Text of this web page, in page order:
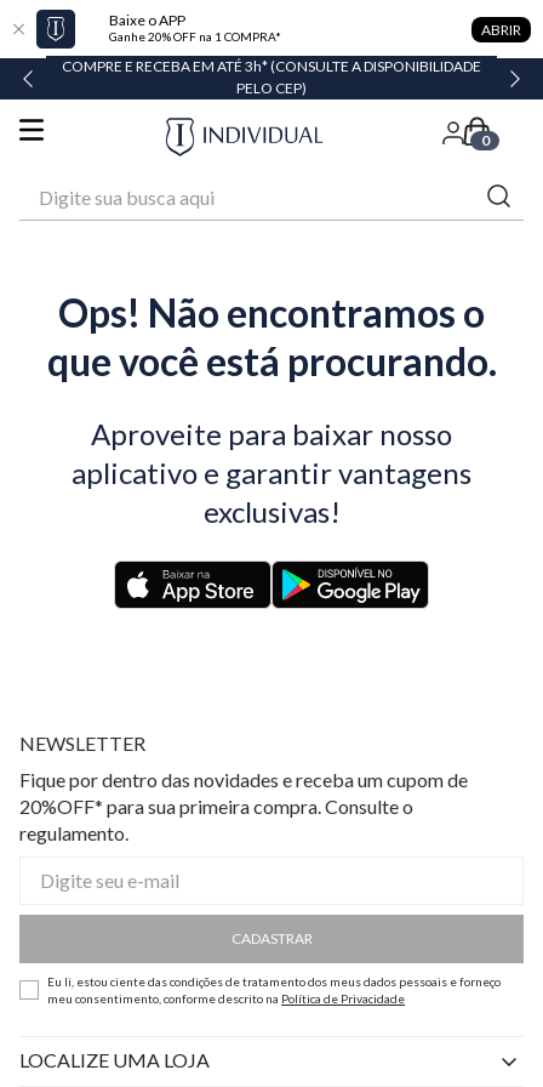
Baixe o APP
Ganhe 20% OFF na 1 COMPRA* ABRIR
COMPRE E RECEBA EM ATÉ 3h* (CONSULTE A DISPONIBILIDADE
PELO CEP)
0
Ops! Não encontramos o
que você está procurando.
Aproveite para baixar nosso
aplicativo e garantir vantagens
exclusivas!
NEWSLETTER
Fique por dentro das novidades e receba um cupom de
20%OFF* para sua primeira compra. Consulte o
regulamento.
CADASTRAR
Eu li, estou ciente das condições de tratamento dos meus dados pessoais e forneço
meu consentimento, conforme descrito na Política de Privacidade
LOCALIZE UMA LOJA